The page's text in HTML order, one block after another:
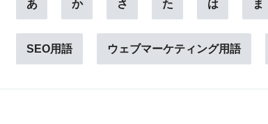
あ か さ た は ま
SEO用語 ウェブマーケティング用語